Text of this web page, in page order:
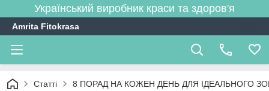
Український виробник краси та здоров'я
Amrita Fitokrasa
Статті 8 ПОРАД НА КОЖЕН ДЕНЬ ДЛЯ ІДЕАЛЬНОГО